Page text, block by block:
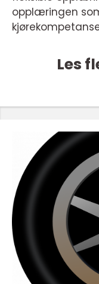
opplæringen
Les